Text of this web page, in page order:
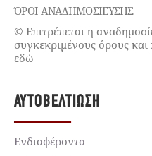
ΌΡΟΙ ΑΝΑΔΗΜΟΣΙΕΥΣΗΣ
© Επιτρέπεται η
συγκεκριμένους όρους και
εδώ
ΑΥΤΟΒΕΛΤΊΩΣΗ
Ενδιαφέροντα